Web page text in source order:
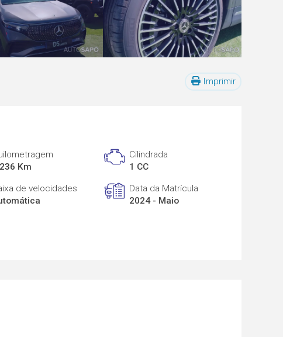
Imprimir
Km
Cilindrada
1 CC
de velocidades
Data da Matrícula
2024 - Maio